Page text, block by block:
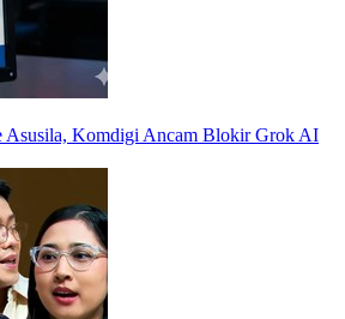
Asusila, Komdigi Ancam Blokir Grok AI